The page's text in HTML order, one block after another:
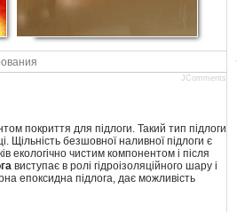
JComments
покриття для підлоги. Такий тип підлоги
Щільність безшовної наливної підлоги є
екологічно чистим компонентом і після
виступає в ролі гідроізоляційного шару і
епоксидна підлога, дає можливість